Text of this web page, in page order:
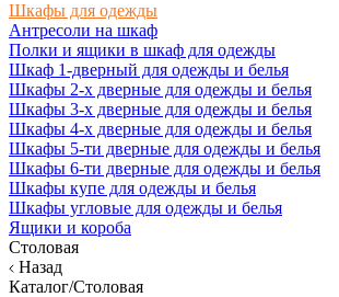
Шкафы для одежды
Антресоли на шкаф
Полки и ящики в шкаф для одежды
Шкаф 1-дверный для одежды и белья
Шкафы 2-х дверные для одежды и белья
Шкафы 3-х дверные для одежды и белья
Шкафы 4-х дверные для одежды и белья
Шкафы 5-ти дверные для одежды и белья
Шкафы 6-ти дверные для одежды и белья
Шкафы купе для одежды и белья
Шкафы угловые для одежды и белья
Ящики и короба
Столовая
Назад
Каталог/Столовая